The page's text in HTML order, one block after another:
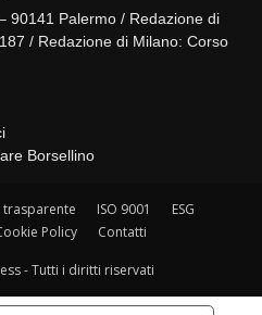
90141 Palermo / Redazione di
/ Redazione di Milano: Corso
Borsellino
ISO 9001
ESG
Policy Contatti
- Tutti i diritti riservati